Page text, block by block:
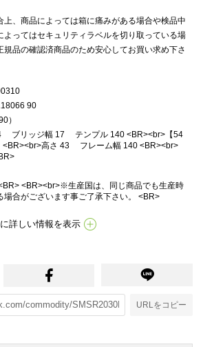
、商品によっては箱に痛みがある場合や検品中
よってはセキュリティラベルを切り取っている場
品の確認済商品のため安心してお買い求め下さ
90
）
ブリッジ幅 17 テンプル 140 <BR><br>【54
<BR><br>高さ 43 フレーム幅 140 <BR><br>
<BR><br>※生産国は、同じ商品でも生産時
場合がございます事ご了承下さい。 <BR>
詳しい情報を表示
URLをコピー